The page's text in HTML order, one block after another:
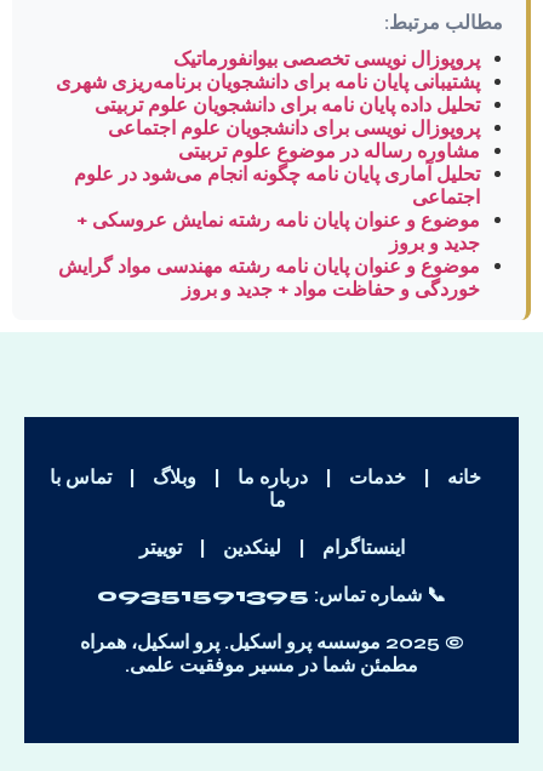
مطالب مرتبط:
پروپوزال نویسی تخصصی بیوانفورماتیک
پشتیبانی پایان نامه برای دانشجویان برنامه‌ریزی شهری
تحلیل داده پایان نامه برای دانشجویان علوم تربیتی
پروپوزال نویسی برای دانشجویان علوم اجتماعی
مشاوره رساله در موضوع علوم تربیتی
تحلیل آماری پایان نامه چگونه انجام می‌شود در علوم
اجتماعی
موضوع و عنوان پایان نامه رشته نمایش عروسکی +
جدید و بروز
موضوع و عنوان پایان نامه رشته مهندسی مواد گرایش
خوردگی و حفاظت مواد + جدید و بروز
خانه | خدمات | درباره ما | وبلاگ |
تماس با
ما
اینستاگرام | لینکدین | توییتر
📞 شماره تماس: 09351591395
© 2025 موسسه پرو اسکیل. پرو اسکیل، همراه
مطمئن شما در مسیر موفقیت علمی.